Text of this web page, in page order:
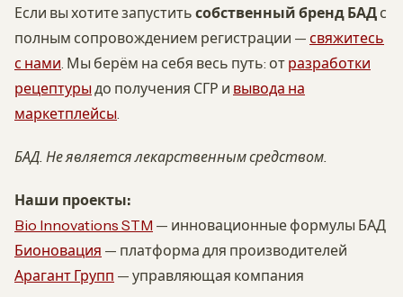
Если вы хотите запустить собственный бренд БАД с
полным сопровождением регистрации — свяжитесь
с нами. Мы берём на себя весь путь: от разработки
рецептуры до получения СГР и вывода на
маркетплейсы.
БАД. Не является лекарственным средством.
Наши проекты:
Bio Innovations STM — инновационные формулы БАД
Бионовация — платформа для производителей
Арагант Групп — управляющая компания